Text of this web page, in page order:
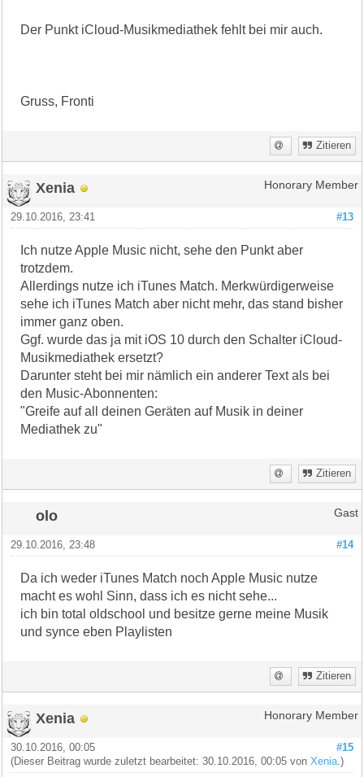
Der Punkt iCloud-Musikmediathek fehlt bei mir auch.
Gruss, Fronti
Zitieren
Xenia Honorary Member
#13
29.10.2016, 23:41
Ich nutze Apple Music nicht, sehe den Punkt aber
trotzdem.
Allerdings nutze ich iTunes Match. Merkwürdigerweise
sehe ich iTunes Match aber nicht mehr, das stand bisher
immer ganz oben.
Ggf. wurde das ja mit iOS 10 durch den Schalter iCloud-
Musikmediathek ersetzt?
Darunter steht bei mir nämlich ein anderer Text als bei
den Music-Abonnenten:
"Greife auf all deinen Geräten auf Musik in deiner
Mediathek zu"
Zitieren
olo Gast
#14
29.10.2016, 23:48
Da ich weder iTunes Match noch Apple Music nutze
macht es wohl Sinn, dass ich es nicht sehe...
ich bin total oldschool und besitze gerne meine Musik
und synce eben Playlisten
Zitieren
Xenia Honorary Member
#15
30.10.2016, 00:05
(Dieser Beitrag wurde zuletzt bearbeitet: 30.10.2016, 00:05 vonXenia.)